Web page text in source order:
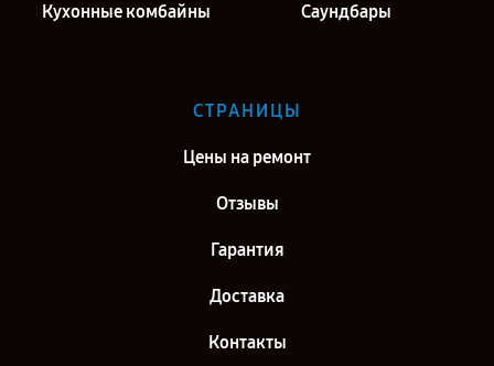
Кухонные комбайны Саундбары
СТРАНИЦЫ
Цены на ремонт
Отзывы
Гарантия
Доставка
Контакты